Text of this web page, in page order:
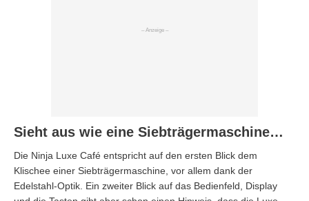
Sieht aus wie eine Siebträgermaschine…
Die Ninja Luxe Café entspricht auf den ersten Blick dem
Klischee einer Siebträgermaschine, vor allem dank der
Edelstahl-Optik. Ein zweiter Blick auf das Bedienfeld, Display